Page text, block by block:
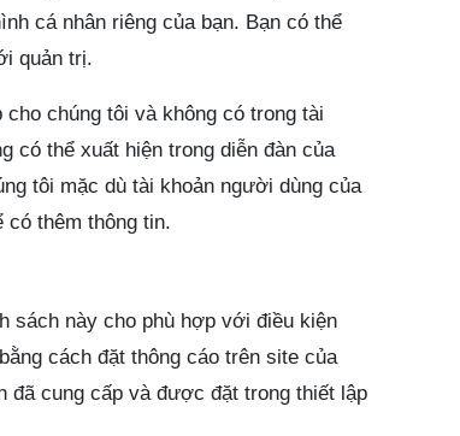
cá nhân riêng của bạn. Bạn có thể
quản trị.
chúng tôi và không có trong tài
có thể xuất hiện trong diễn đàn của
tôi mặc dù tài khoản người dùng của
có thêm thông tin.
sách này cho phù hợp với điều kiện
cách đặt thông cáo trên site của
cung cấp và được đặt trong thiết lập